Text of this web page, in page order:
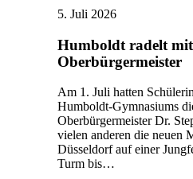
5. Juli 2026
Humboldt radelt
Oberbürgermeister
Am 1. Juli hatten
Humboldt-Gymnasiums
Oberbürgermeister Dr.
vielen anderen die neuen
Düsseldorf auf einer
Turm bis…